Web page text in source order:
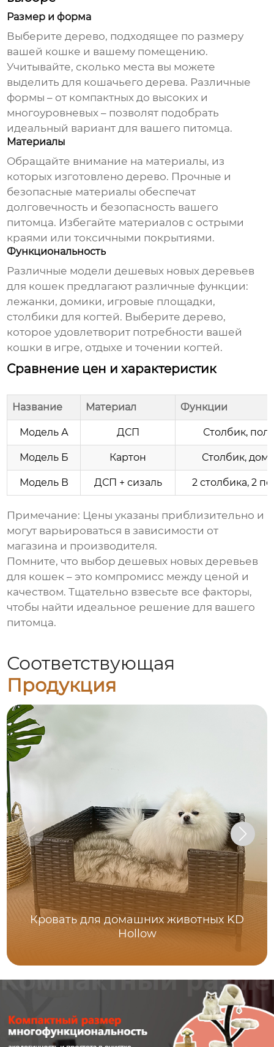
Размер и форма
Выберите дерево, подходящее по размеру
вашей кошке и вашему помещению.
Учитывайте, сколько места вы можете
выделить для кошачьего дерева. Различные
формы – от компактных до высоких и
многоуровневых – позволят подобрать
идеальный вариант для вашего питомца.
Материалы
Обращайте внимание на материалы, из
которых изготовлено дерево. Прочные и
безопасные материалы обеспечат
долговечность и безопасность вашего
питомца. Избегайте материалов с острыми
краями или токсичными покрытиями.
Функциональность
Различные моделидешевых новых деревьев
для кошек предлагают различные функции:
лежанки, домики, игровые площадки,
столбики для когтей. Выберите дерево,
которое удовлетворит потребности вашей
кошки в игре, отдыхе и точении когтей.
Сравнение цен и характеристик
Название Материал Функции
Модель А ДСП Столбик,
Модель Б Картон Столбик,
Модель В ДСП + сизаль 2 столбика, 2
Примечание: Цены указаны приблизительно и
могут варьироваться в зависимости от
магазина и производителя.
Помните, что выбордешевых новых деревьев
для кошек – это компромисс между ценой и
качеством. Тщательно взвесьте все факторы,
чтобы найти идеальное решение для вашего
питомца.
Соответствующая
Продукция
Кровать для домашних животных KD
Hollow